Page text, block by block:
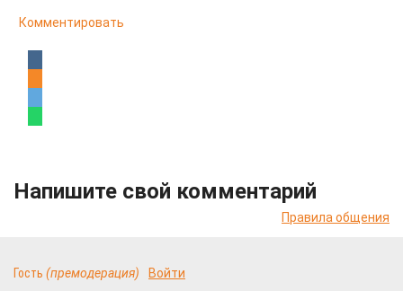
Комментировать
Напишите свой комментарий
Правила общения
Гость (премодерация) Войти